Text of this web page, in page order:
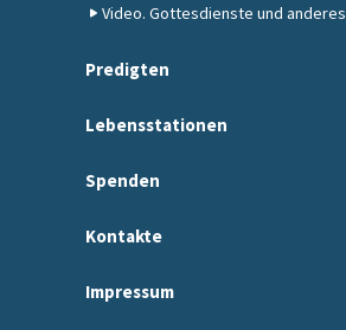
Video. Gottesdienste und anderes
Predigten
Lebensstationen
Spenden
Kontakte
Impressum